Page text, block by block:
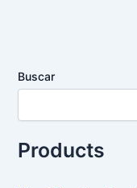
Buscar
Products